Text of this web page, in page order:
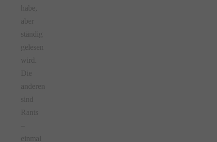
habe,
aber
ständig
gelesen
wird.
Die
anderen
sind
Rants
einmal